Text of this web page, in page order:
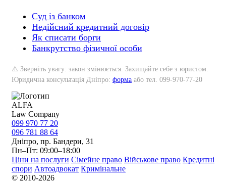
Суд із банком
Недійсний кредитний договір
Як списати борги
Банкрутство фізичної особи
⚠️ Зверніть увагу: закон змінюється. Захищайте себе з юристом.
Юридична консультація Дніпро: форма або тел. 099-970-77-20
ALFA
Law Company
099 970 77 20
096 781 88 64
Дніпро, пр. Бандери, 31
Пн–Пт: 09:00–18:00
Ціни на послуги Сімейне право Військове право Кредитні
спори Автоадвокат Кримінальне
© 2010-2026